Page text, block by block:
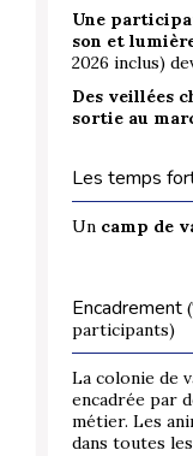
Une
son et
2026 inclus)
Des veillées
sortie au
Les temps
Un camp de
Encadrement
participants)
La colonie de
encadrée par
métier. Les
dans toutes